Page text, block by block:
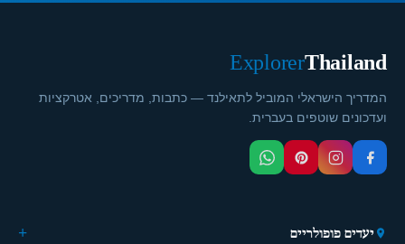
Thailand
Explorer
המדריך הישראלי המוביל לתאילנד — כתבות, מדריכים, אטרקציות
ועדכונים שוטפים בעברית.
יעדים פופולריים